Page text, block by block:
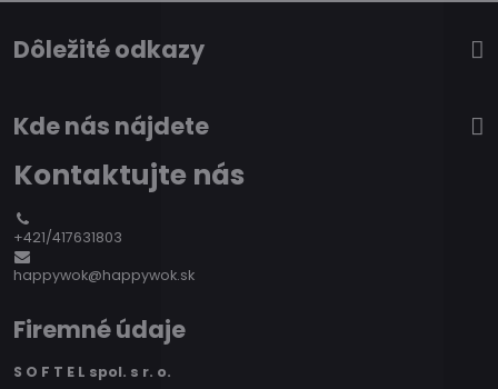
Dôležité odkazy
Kde nás nájdete
Kontaktujte nás
+421/417631803
happywok@happywok.sk
Firemné údaje
S O F T E L spol. s r. o.